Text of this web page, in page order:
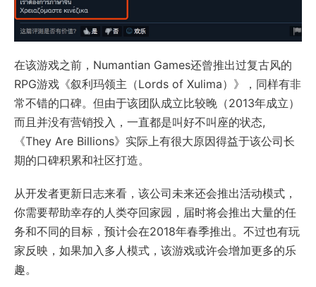
在该游戏之前，Numantian Games还曾推出过复古风的
RPG游戏《叙利玛领主（Lords of Xulima）》，同样有非
常不错的口碑。但由于该团队成立比较晚（2013年成立）
而且并没有营销投入，一直都是叫好不叫座的状态,
《They Are Billions》实际上有很大原因得益于该公司长
期的口碑积累和社区打造。
从开发者更新日志来看，该公司未来还会推出活动模式，
你需要帮助幸存的人类夺回家园，届时将会推出大量的任
务和不同的目标，预计会在2018年春季推出。不过也有玩
家反映，如果加入多人模式，该游戏或许会增加更多的乐
趣。